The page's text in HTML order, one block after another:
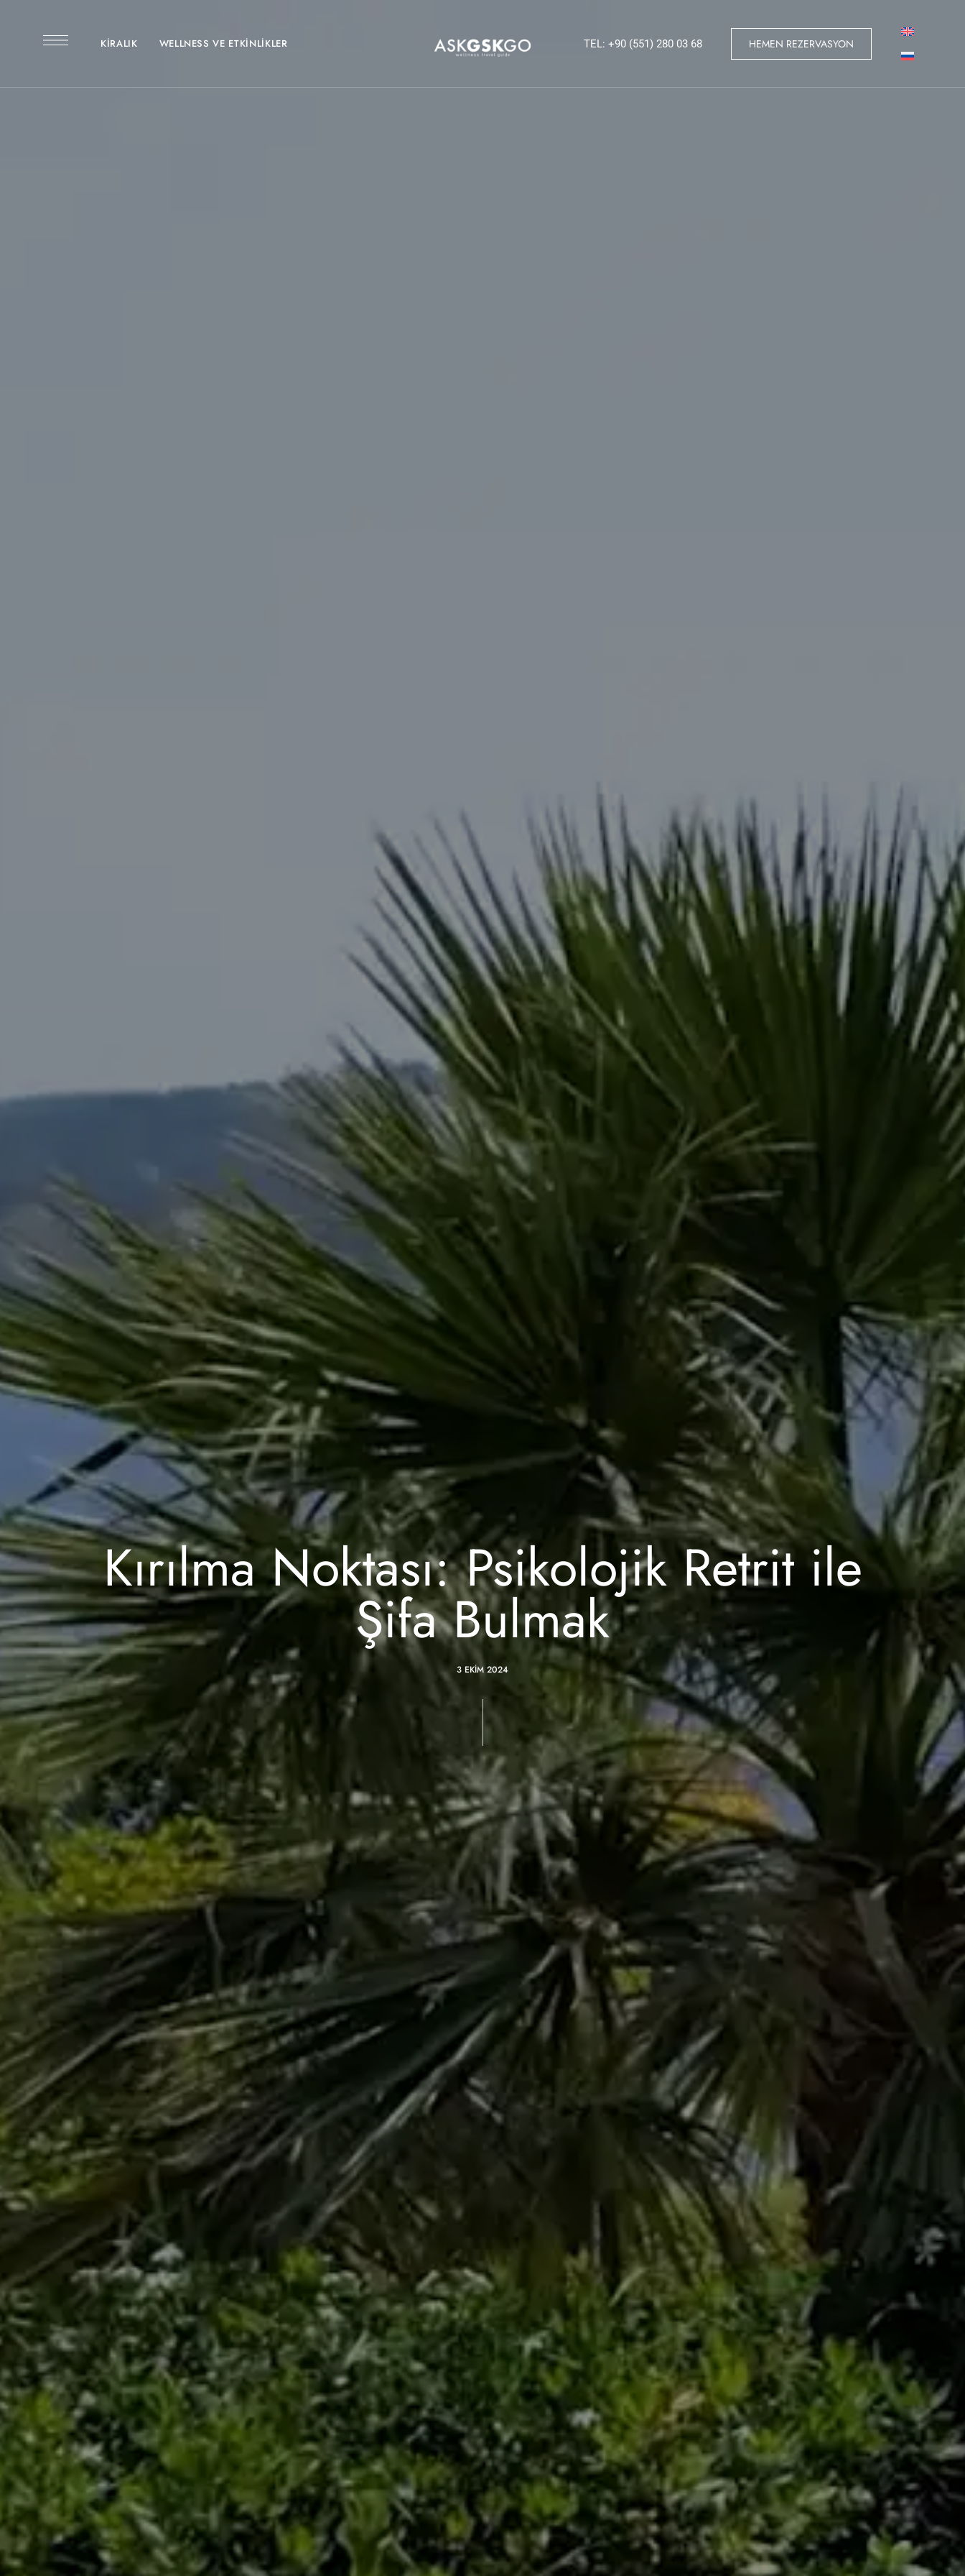
KIRALIK WELLNESS VE ETKINLIKLER TEL: +90 (551) 280 03 68 HEMEN REZERVASYON
Kırılma Noktası: Psikolojik Retrit ile
Şifa Bulmak
3 EKIM 2024